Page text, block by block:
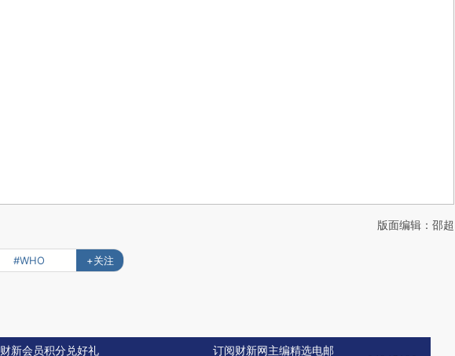
版面编辑：邵超
#WHO +关注
财新会员积分兑好礼 订阅财新网主编精选电邮